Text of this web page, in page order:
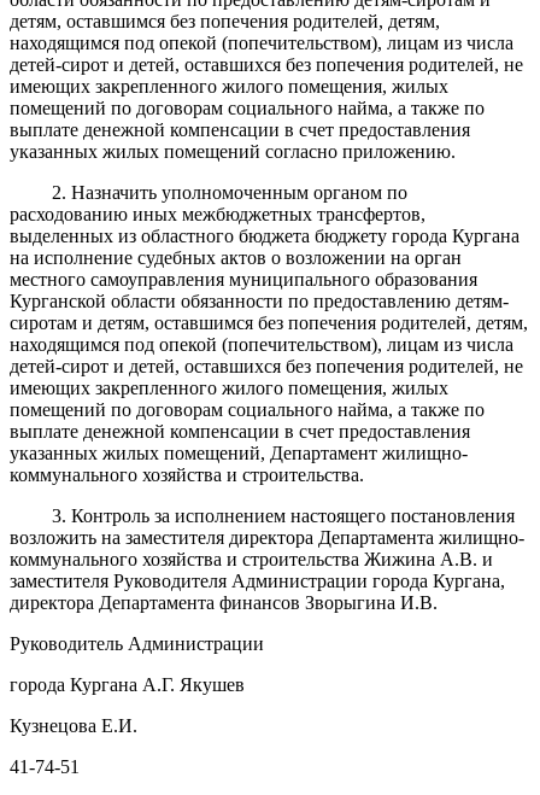
детям, оставшимся без попечения родителей, детям,
находящимся под опекой (попечительством), лицам из числа
детей-сирот и детей, оставшихся без попечения родителей, не
имеющих закрепленного жилого помещения, жилых
помещений по договорам социального найма, а также по
выплате денежной компенсации в счет предоставления
указанных жилых помещений согласно приложению.
2. Назначить уполномоченным органом по
расходованию иных межбюджетных трансфертов,
выделенных из областного бюджета бюджету города Кургана
на исполнение судебных актов о возложении на орган
местного самоуправления муниципального образования
Курганской области обязанности по предоставлению детям-
сиротам и детям, оставшимся без попечения родителей, детям,
находящимся под опекой (попечительством), лицам из числа
детей-сирот и детей, оставшихся без попечения родителей, не
имеющих закрепленного жилого помещения, жилых
помещений по договорам социального найма, а также по
выплате денежной компенсации в счет предоставления
указанных жилых помещений, Департамент жилищно-
коммунального хозяйства и строительства.
3. Контроль за исполнением настоящего постановления
возложить на заместителя директора Департамента жилищно-
коммунального хозяйства и строительства Жижина А.В. и
заместителя Руководителя Администрации города Кургана,
директора Департамента финансов Зворыгина И.В.
Руководитель Администрации
города Кургана А.Г. Якушев
Кузнецова Е.И.
41-74-51